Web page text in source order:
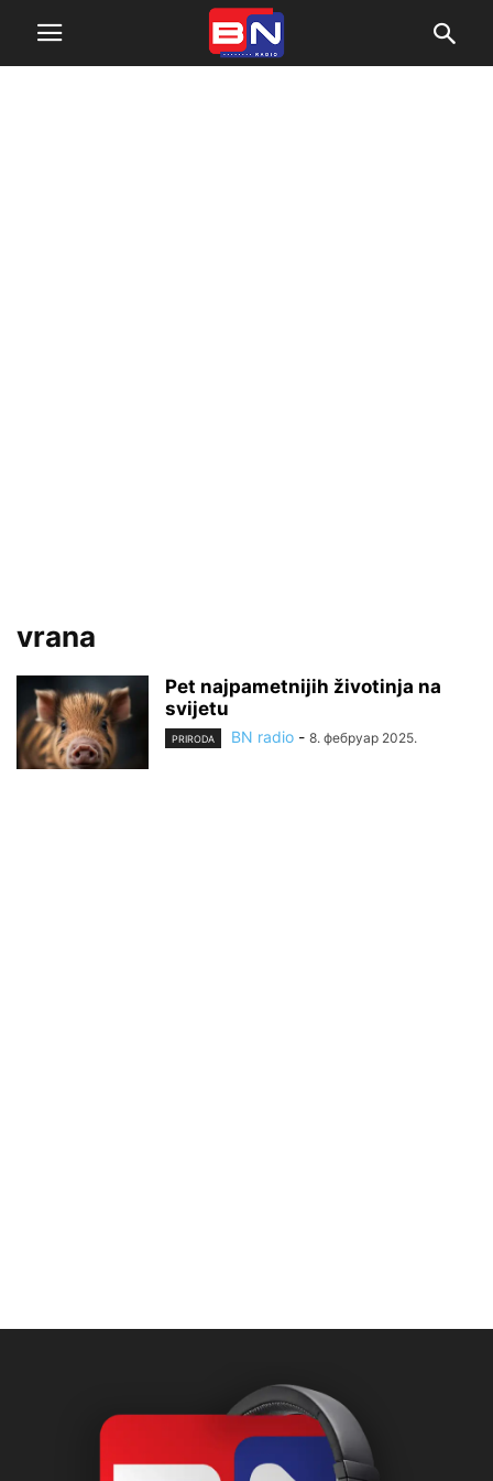
vrana
Pet najpametnijih životinja na
svijetu
PRIRODA BN radio - 8. фебруар 2025.